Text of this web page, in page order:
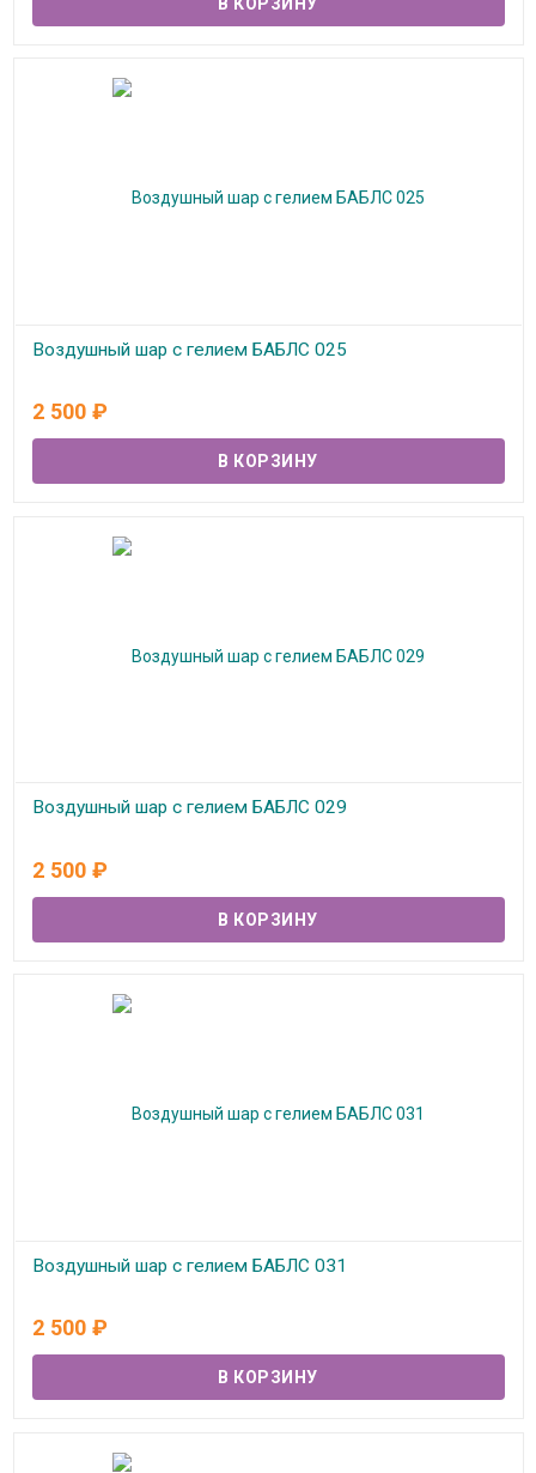
Воздушный шар с гелием БАБЛС 025
2 500 ₽
Воздушный шар с гелием БАБЛС 029
2 500 ₽
Воздушный шар с гелием БАБЛС 031
2 500 ₽